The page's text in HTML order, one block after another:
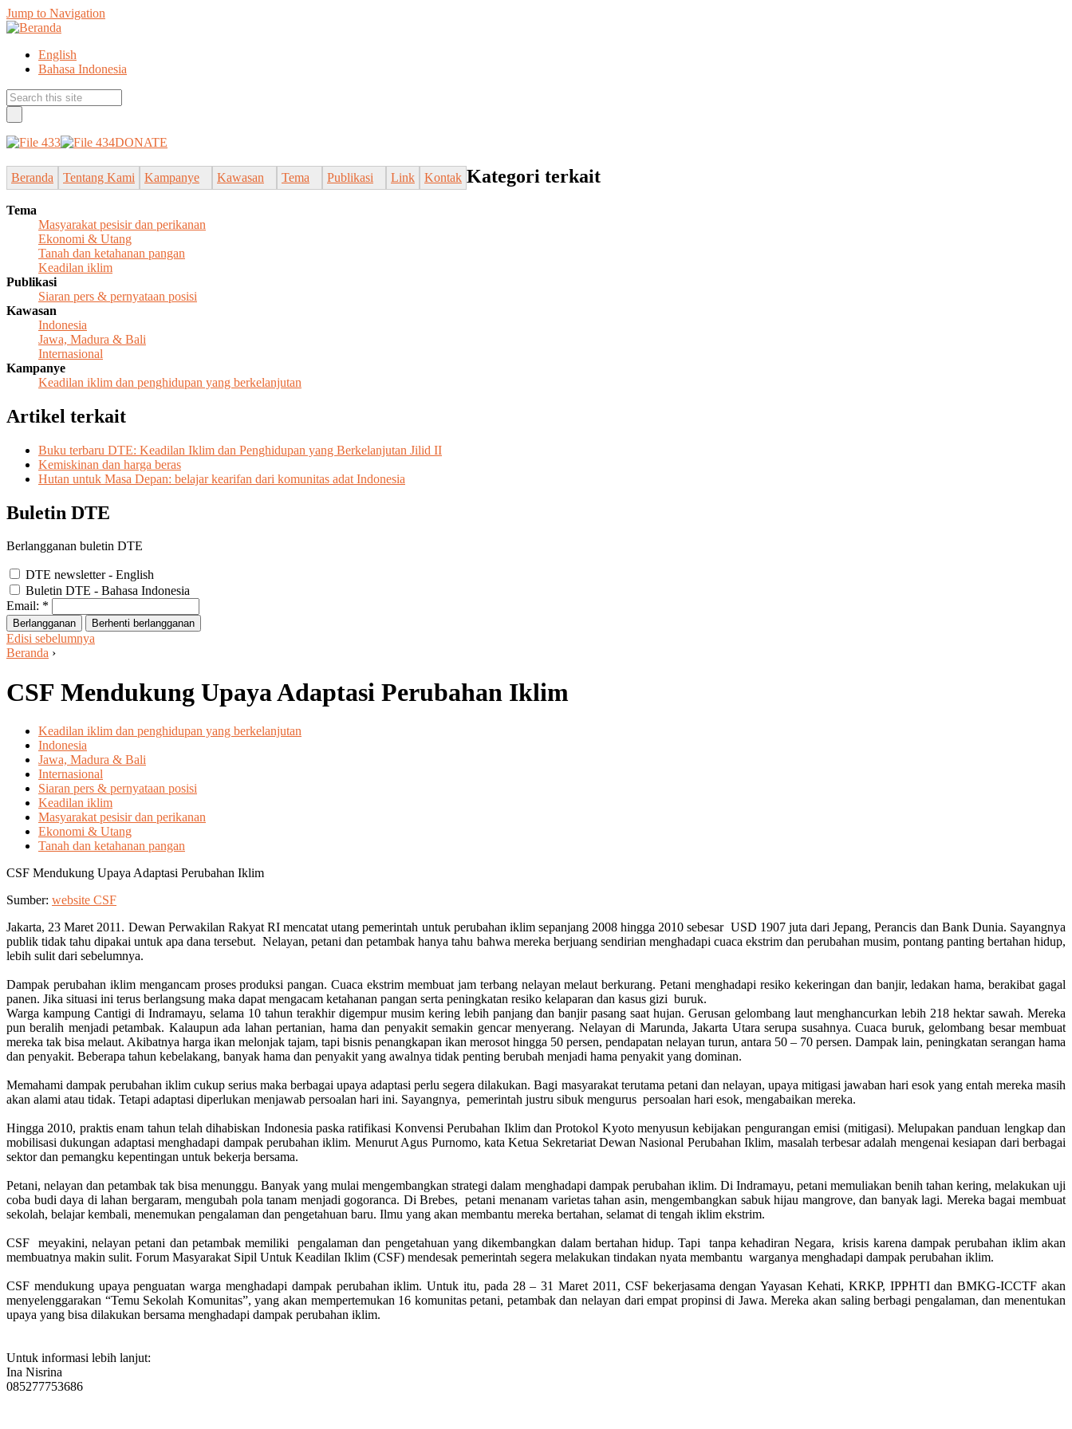
Jump to Navigation
English
Bahasa Indonesia
DONATE
Beranda Tentang Kami Kampanye Kawasan Tema Publikasi Link Kontak Kategori terkait
Tema
Masyarakat pesisir dan perikanan
Ekonomi & Utang
Tanah dan ketahanan pangan
Keadilan iklim
Publikasi
Siaran pers & pernyataan posisi
Kawasan
Indonesia
Jawa, Madura & Bali
Internasional
Kampanye
Keadilan iklim dan penghidupan yang berkelanjutan
Artikel terkait
Buku terbaru DTE: Keadilan Iklim dan Penghidupan yang Berkelanjutan Jilid II
Kemiskinan dan harga beras
Hutan untuk Masa Depan: belajar kearifan dari komunitas adat Indonesia
Buletin DTE
Berlangganan buletin DTE
DTE newsletter - English
Buletin DTE - Bahasa Indonesia
Email: *
Edisi sebelumnya
Beranda ›
CSF Mendukung Upaya Adaptasi Perubahan Iklim
Keadilan iklim dan penghidupan yang berkelanjutan
Indonesia
Jawa, Madura & Bali
Internasional
Siaran pers & pernyataan posisi
Keadilan iklim
Masyarakat pesisir dan perikanan
Ekonomi & Utang
Tanah dan ketahanan pangan
CSF Mendukung Upaya Adaptasi Perubahan Iklim
Sumber: website CSF
Jakarta, 23 Maret 2011. Dewan Perwakilan Rakyat RI mencatat utang pemerintah untuk perubahan iklim sepanjang 2008 hingga 2010 sebesar USD 1907 juta dari Jepang, Perancis dan Bank Dunia. Sayangnya
publik tidak tahu dipakai untuk apa dana tersebut. Nelayan, petani dan petambak hanya tahu bahwa mereka berjuang sendirian menghadapi cuaca ekstrim dan perubahan musim, pontang panting bertahan hidup,
lebih sulit dari sebelumnya.
Dampak perubahan iklim mengancam proses produksi pangan. Cuaca ekstrim membuat jam terbang nelayan melaut berkurang. Petani menghadapi resiko kekeringan dan banjir, ledakan hama, berakibat gagal
panen. Jika situasi ini terus berlangsung maka dapat mengacam ketahanan pangan serta peningkatan resiko kelaparan dan kasus gizi buruk.
Warga kampung Cantigi di Indramayu, selama 10 tahun terakhir digempur musim kering lebih panjang dan banjir pasang saat hujan. Gerusan gelombang laut menghancurkan lebih 218 hektar sawah. Mereka
pun beralih menjadi petambak. Kalaupun ada lahan pertanian, hama dan penyakit semakin gencar menyerang. Nelayan di Marunda, Jakarta Utara serupa susahnya. Cuaca buruk, gelombang besar membuat
mereka tak bisa melaut. Akibatnya harga ikan melonjak tajam, tapi bisnis penangkapan ikan merosot hingga 50 persen, pendapatan nelayan turun, antara 50 – 70 persen. Dampak lain, peningkatan serangan hama
dan penyakit. Beberapa tahun kebelakang, banyak hama dan penyakit yang awalnya tidak penting berubah menjadi hama penyakit yang dominan.
Memahami dampak perubahan iklim cukup serius maka berbagai upaya adaptasi perlu segera dilakukan. Bagi masyarakat terutama petani dan nelayan, upaya mitigasi jawaban hari esok yang entah mereka masih
akan alami atau tidak. Tetapi adaptasi diperlukan menjawab persoalan hari ini. Sayangnya, pemerintah justru sibuk mengurus persoalan hari esok, mengabaikan mereka.
Hingga 2010, praktis enam tahun telah dihabiskan Indonesia paska ratifikasi Konvensi Perubahan Iklim dan Protokol Kyoto menyusun kebijakan pengurangan emisi (mitigasi). Melupakan panduan lengkap dan
mobilisasi dukungan adaptasi menghadapi dampak perubahan iklim. Menurut Agus Purnomo, kata Ketua Sekretariat Dewan Nasional Perubahan Iklim, masalah terbesar adalah mengenai kesiapan dari berbagai
sektor dan pemangku kepentingan untuk bekerja bersama.
Petani, nelayan dan petambak tak bisa menunggu. Banyak yang mulai mengembangkan strategi dalam menghadapi dampak perubahan iklim. Di Indramayu, petani memuliakan benih tahan kering, melakukan uji
coba budi daya di lahan bergaram, mengubah pola tanam menjadi gogoranca. Di Brebes, petani menanam varietas tahan asin, mengembangkan sabuk hijau mangrove, dan banyak lagi. Mereka bagai membuat
sekolah, belajar kembali, menemukan pengalaman dan pengetahuan baru. Ilmu yang akan membantu mereka bertahan, selamat di tengah iklim ekstrim.
CSF meyakini, nelayan petani dan petambak memiliki pengalaman dan pengetahuan yang dikembangkan dalam bertahan hidup. Tapi tanpa kehadiran Negara, krisis karena dampak perubahan iklim akan
membuatnya makin sulit. Forum Masyarakat Sipil Untuk Keadilan Iklim (CSF) mendesak pemerintah segera melakukan tindakan nyata membantu warganya menghadapi dampak perubahan iklim.
CSF mendukung upaya penguatan warga menghadapi dampak perubahan iklim. Untuk itu, pada 28 – 31 Maret 2011, CSF bekerjasama dengan Yayasan Kehati, KRKP, IPPHTI dan BMKG-ICCTF akan
menyelenggarakan “Temu Sekolah Komunitas”, yang akan mempertemukan 16 komunitas petani, petambak dan nelayan dari empat propinsi di Jawa. Mereka akan saling berbagi pengalaman, dan menentukan
upaya yang bisa dilakukan bersama menghadapi dampak perubahan iklim.
Untuk informasi lebih lanjut:
Ina Nisrina
085277753686